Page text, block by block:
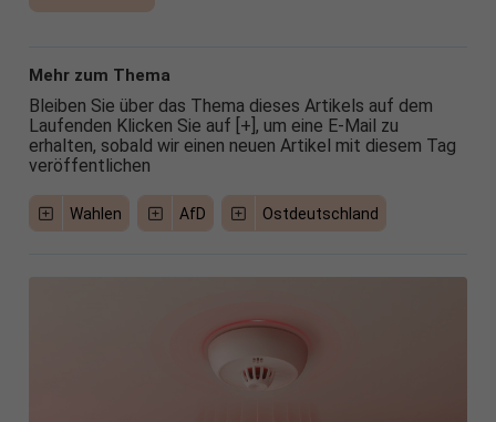
Mehr zum Thema
Bleiben Sie über das Thema dieses Artikels auf dem
Laufenden Klicken Sie auf [+], um eine E-Mail zu
erhalten, sobald wir einen neuen Artikel mit diesem Tag
veröffentlichen
Wahlen AfD Ostdeutschland